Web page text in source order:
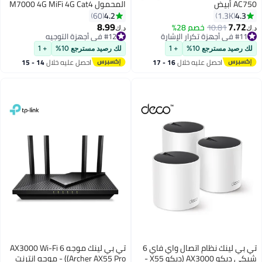
AC750 أبيض
4.3
1.3K
د.ك‏7.72
10.81خصم 28%
#11 في أجهزة تكرار الإشارة
#11 في أجهزة تكرار الإشارة
لك رصيد مسترجع 10% + 1
احصل عليه خلال 16 - 17
المحمول M7000 4G MiFi 4G Cat4
ميجابت في الثانية
4.2
60
د.ك‏8.99
#12 في أجهزة التوجيه
#12 في أجهزة التوجيه
لك رصيد مسترجع 10% + 1
احصل عليه خلال 14 - 15
تي بي لينك نظام اتصال واي فاي 6
شبكي ديكو AX3000 (ديكو X55 -
تي بي لينك موجه AX3000 Wi-Fi 6
(Archer AX55 Pro) - موجه إنترنت